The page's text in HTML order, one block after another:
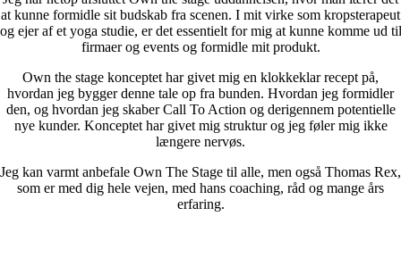
at kunne formidle sit budskab fra scenen. I mit virke som kropsterapeut
og ejer af et yoga studie, er det essentielt for mig at kunne komme ud til
firmaer og events og formidle mit produkt.
Own the stage konceptet har givet mig en klokkeklar recept på,
hvordan jeg bygger denne tale op fra bunden. Hvordan jeg formidler
den, og hvordan jeg skaber Call To Action og derigennem potentielle
nye kunder. Konceptet har givet mig struktur og jeg føler mig ikke
længere nervøs.
Jeg kan varmt anbefale Own The Stage til alle, men også Thomas Rex,
som er med dig hele vejen, med hans coaching, råd og mange års
erfaring.